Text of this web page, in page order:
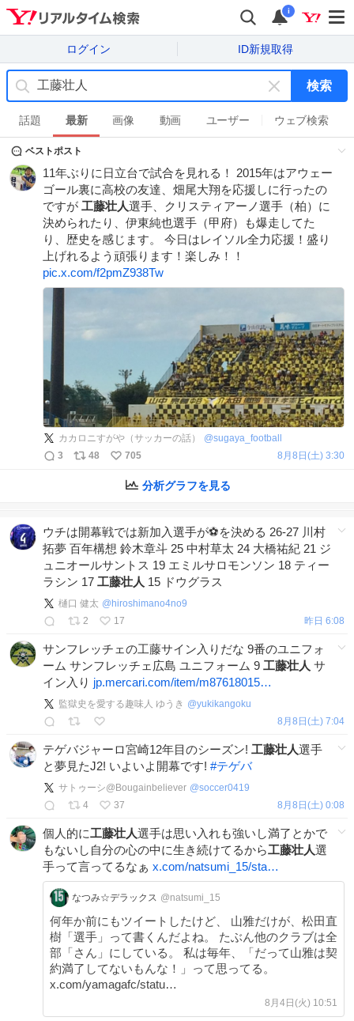
i
ログイン ID新規取得
キ
ー
ワ
ド
を
消
す
検索
話題 最新 画像 動画 ユーザー ウェブ検索
ベストポスト
11年ぶりに日立台で試合を見れる！ 2015年はアウェー
ゴール裏に高校の友達、畑尾大翔を応援しに行ったの
ですが 工藤壮人選手、クリスティアーノ選手（柏）に
決められたり、伊東純也選手（甲府）も爆走してた
り、歴史を感じます。 今日はレイソル全力応援！盛り
上げれるよう頑張ります！楽しみ！！
pic.x.com/f2pmZ938Tw
カカロニすがや（サッカーの話） @sugaya_football
3
48 705 8月8日(土) 3:30
分析グラフを見る
ウチは開幕戦では新加入選手が⚽️を決める 26-27 川村
拓夢 百年構想 鈴木章斗 25 中村草太 24 大橋祐紀 21 ジ
ュニオールサントス 19 エミルサロモンソン 18 ティー
ラシン 17 工藤壮人 15 ドウグラス
樋口 健太 @ hiroshimano4no9
2
17 昨日 6:08
サンフレッチェの工藤サイン入りだな 9番のユニフォ
ーム サンフレッチェ広島 ユニフォーム 9 工藤壮人 サ
イン入り jp.mercari.com/item/m87618015…
監獄史を愛する趣味人 ゆうき @yukikangoku
8月8日(土) 7:04
テゲバジャーロ宮崎12年目のシーズン! 工藤壮人選手
と夢見たJ2! いよいよ開幕です! #テゲバ
サトゥーシ@Bougainbeliever @soccer0419
4
37 8月8日(土) 0:08
個人的に工藤壮人選手は思い入れも強いし満了とかで
もないし自分の心の中に生き続けてるから工藤壮人選
手って言ってるなぁ x.com/natsumi_15/sta…
なつみ☆デラックス @natsumi_15
何年か前にもツイートしたけど、 山雅だけが、松田直
樹「選手」って書くんだよね。 たぶん他のクラブは全
部「さん」にしている。 私は毎年、「だって山雅は契
約満了してないもんな！」って思ってる。
x.com/yamagafc/statu…
8月4日(火) 10:51